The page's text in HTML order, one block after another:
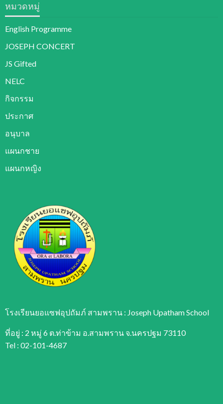
หมวดหมู่
English Programme
JOSEPH CONCERT
JS Gifted
NELC
กิจกรรม
ประกาศ
อนุบาล
แผนกชาย
แผนกหญิง
โรงเรียนยอแซฟอุปถัมภ์ สามพราน : Joseph Upatham School
ที่อยู่ : 2 หมู่ 6 ต.ท่าข้าม อ.สามพราน จ.นครปฐม 73110
Tel : 02-101-4687